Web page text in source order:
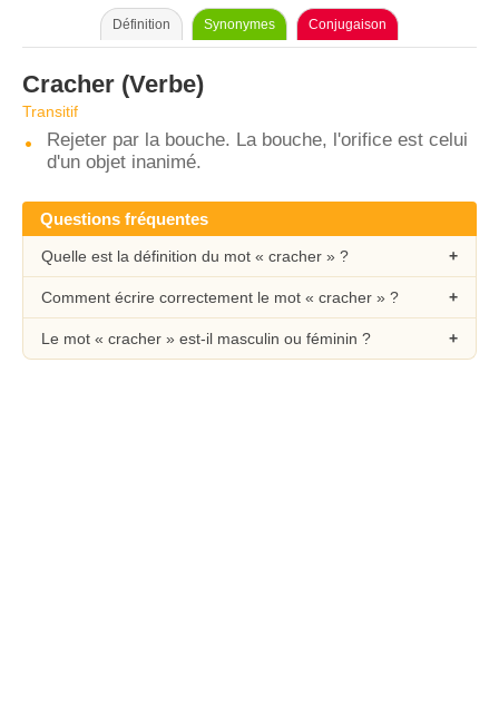
Définition Synonymes Conjugaison
Cracher (Verbe)
Transitif
Rejeter par la bouche. La bouche, l'orifice est celui
d'un objet inanimé.
Questions fréquentes
Quelle est la définition du mot « cracher » ?
Comment écrire correctement le mot « cracher » ?
Le mot « cracher » est-il masculin ou féminin ?